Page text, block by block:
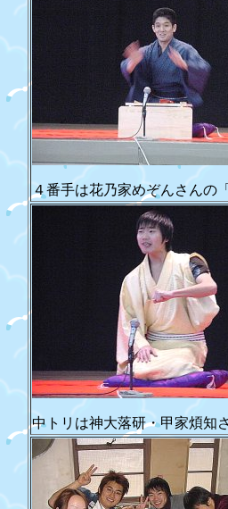
４番手は花乃家めぞんさんの
中トリは神大落研・甲家煩知